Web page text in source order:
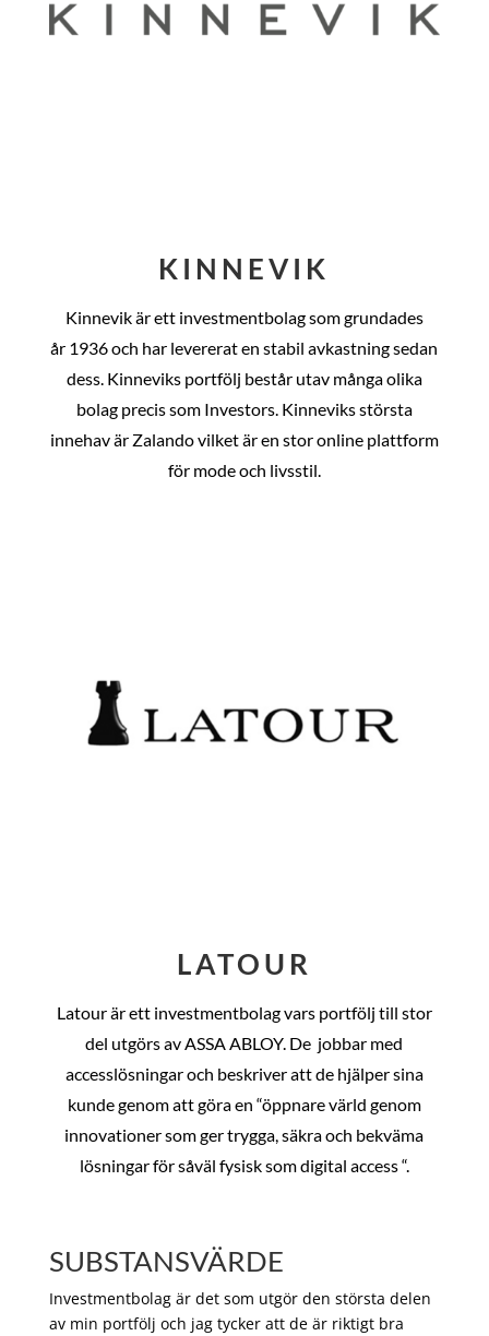
KINNEVIK
Kinnevik är ett investmentbolag som grundades
år 1936 och har levererat en stabil avkastning sedan
dess. Kinneviks portfölj består utav många olika
bolag precis som Investors. Kinneviks största
innehav är Zalando vilket är en stor online plattform
för mode och livsstil.
LATOUR
Latour är ett investmentbolag vars portfölj till stor
del utgörs av ASSA ABLOY. De jobbar med
accesslösningar och beskriver att de hjälper sina
kunde genom att göra en “öppnare värld genom
innovationer som ger trygga, säkra och bekväma
lösningar för såväl fysisk som digital access “.
SUBSTANSVÄRDE
Investmentbolag är det som utgör den största delen
av min portfölj och jag tycker att de är riktigt bra